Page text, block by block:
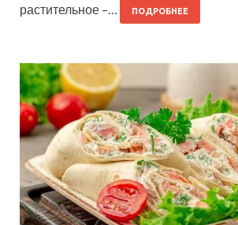
растительное –…
ПОДРОБНЕЕ